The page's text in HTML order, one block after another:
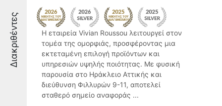
Διακριθέντες
Η εταιρεία Vivian Roussou λειτουργεί στον
τομέα της ομορφιάς, προσφέροντας μια
εκτεταμένη επιλογή προϊόντων και
υπηρεσιών υψηλής ποιότητας. Με φυσική
παρουσία στο Ηράκλειο Αττικής και
διεύθυνση Φιλλυρών 9-11, αποτελεί
σταθερό σημείο αναφοράς ...